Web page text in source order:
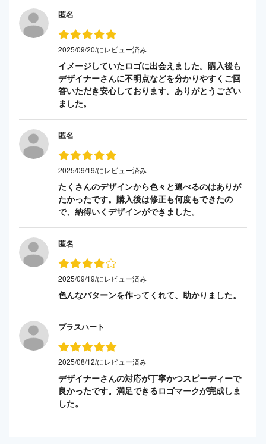
匿名
2025/09/20/にレビュー済み
イメージしていたロゴに出会えました。購入後も
デザイナーさんに不明点などを分かりやすくご回
答いただき安心しております。ありがとうござい
ました。
匿名
2025/09/19/にレビュー済み
たくさんのデザインから色々と選べるのはありが
たかったです。購入後は修正も何度もできたの
で、納得いくデザインができました。
匿名
2025/09/19/にレビュー済み
色んなパターンを作ってくれて、助かりました。
プラスハート
2025/08/12/にレビュー済み
デザイナーさんの対応が丁寧かつスピーディーで
良かったです。満足できるロゴマークが完成しま
した。